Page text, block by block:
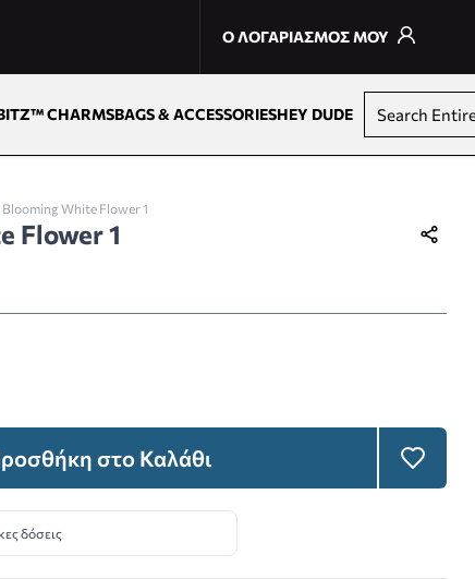
Ο ΛΟΓΑΡΙΑΣΜΟΣ ΜΟΥ
CHARMSBAGS & ACCESSORIESHEY DUDE Search
Blooming White Flower 1
Flower 1
στο Καλάθι
δόσεις